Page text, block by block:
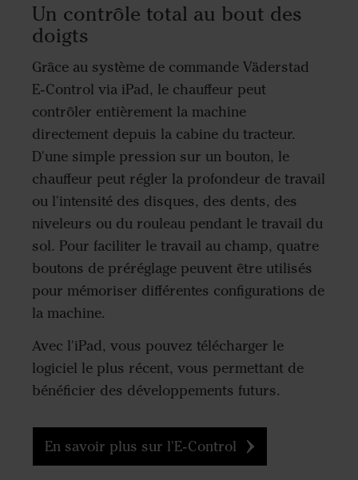
Un contrôle total au bout des
doigts
Grâce au système de commande Väderstad
E-Control via iPad, le chauffeur peut
contrôler entièrement la machine
directement depuis la cabine du tracteur.
D'une simple pression sur un bouton, le
chauffeur peut régler la profondeur de travail
ou l'intensité des disques, des dents, des
niveleurs ou du rouleau pendant le travail du
sol. Pour faciliter le travail au champ, quatre
boutons de préréglage peuvent être utilisés
pour mémoriser différentes configurations de
la machine.
Avec l'iPad, vous pouvez télécharger le
logiciel le plus récent, vous permettant de
bénéficier des développements futurs.
En savoir plus sur l'E-Control